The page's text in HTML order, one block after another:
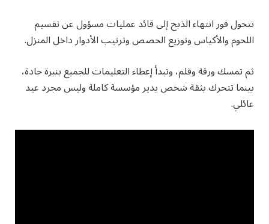
تتحول فور انتهاء الذبح إلى قائد عمليات مسؤول عن تقسيم
اللحوم والأكياس وتوزيع الحصص وترتيب الأدوار داخل المنزل.
ثم تمسك ورقة وقلم، وتبدأ إعطاء التعليمات للجميع بنبرة حادة،
بينما تتحرك بثقة شخص يدير مؤسسة كاملة وليس مجرد عيد
عائلي.